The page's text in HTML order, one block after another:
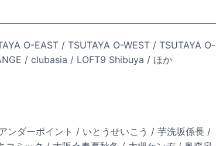
O-EAST / TSUTAYA O-WEST / TSUTAYA O-
/ clubasia / LOFT9 Shibuya / ほか
ンダーポイント / いとうせいこう / 芋洗坂係長 /